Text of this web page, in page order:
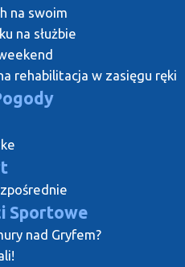
na swoim
na służbie
rehabilitacja w zasięgu ręki
Sportowe
nad Gryfem?